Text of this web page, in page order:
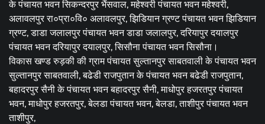
के पंचायत भवन सिकन्दरपुर भैंसवाल, महेश्वरी पंचायत भवन महेश्वरी,
अलावलपुर रा०प्रा०वि० अलावलपुर, झिडियान ग्रण्ट पंचायत भवन झिडियान
ग्रण्ट, डाडा जलालपुर पंचायत भवन डाडा जलालपुर, दरियापुर दयालपुर
पंचायत भवन दरियापुर दयालपुर, सिसौना पंचायत भवन सिसौना।
विकास खण्ड रुड़की की ग्राम पंचायत सुल्तानपुर साबतवाली के पंचायत भवन
सुल्तानपुर साबतवाली, बढेडी राजपुतान के पंचायत भवन बढेडी राजपुतान,
बहादरपुर सैनी के पंचायत भवन बहादरपुर सैनी, माधोपुर हजरतपुर पंचायत
भवन, माधोपुर हजरतपुर, बेलडा पंचायत भवन, बेलडा, ताशीपुर पंचायत भवन
ताशीपुर,